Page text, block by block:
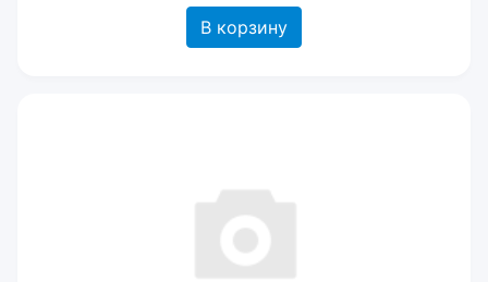
В корзину